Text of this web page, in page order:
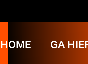
HOME GA